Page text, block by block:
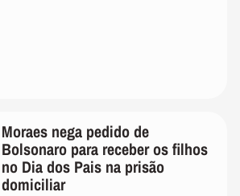
Moraes nega pedido de
Bolsonaro para receber os filhos
no Dia dos Pais na prisão
domiciliar